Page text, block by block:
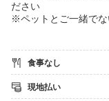
ださい
※ペットとご一緒で
★☆ペット同伴専用
▼宿泊料金について
・当プランはペット
食事なし
現地払い